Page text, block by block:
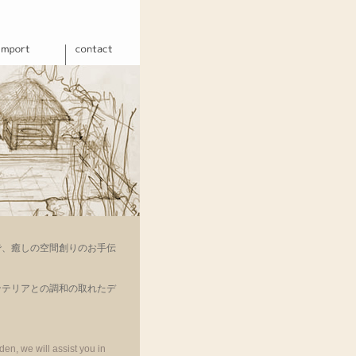
癒しの空間創りのお手伝
リアとの調和の取れたデ
we will assist you in